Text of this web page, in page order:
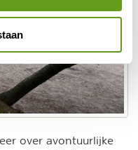
over avontuurlijke